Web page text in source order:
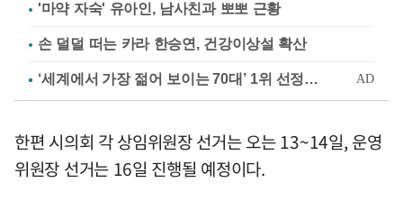
'마약 자숙' 유아인, 남사친과 뽀뽀 근황
손 덜덜 떠는 카라 한승연, 건강이상설 확산
한편 시의회 각 상임위원장 선거는 오는 13~14일, 운영
위원장 선거는 16일 진행될 예정이다.